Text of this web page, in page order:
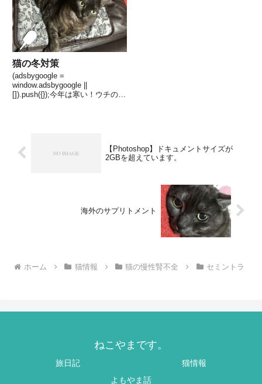
猫の冬対策
(adsbygoogle =
window.adsbygoogle ||
[]).push({});今年は寒い！ウチの猫
【Photoshop】ドキュメントサイズが
2GBを超えています。
海外のサプリトメント
ホーム 猫情報 猫の慢性腎不全 セミントラ
ねこやまです。
旅日記
猫情報
よもやま話